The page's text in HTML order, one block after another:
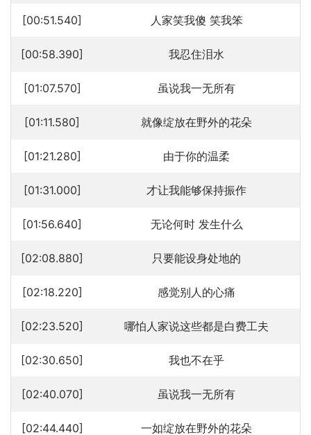
[00:51.540] 人家笑我傻 笑我笨
[00:58.390] 我忍住泪水
[01:07.570] 虽说我一无所有
[01:11.580] 就像绽放在野外的花朵
[01:21.280] 由于你的温柔
[01:31.000] 才让我能够保持振作
[01:56.640] 无论何时 发生什么
[02:08.880] 只要能设身处地的
[02:18.220] 感觉别人的心痛
[02:23.520] 哪怕人家说这些都是白费工夫
[02:30.650] 我也不在乎
[02:40.070] 虽说我一无所有
[02:44.440] 一如绽放在野外的花朵